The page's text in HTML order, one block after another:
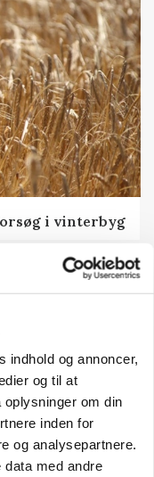
indhold og annoncer,
og til at
om din
inden for
og analysepartnere.
med andre
i vinterbyg